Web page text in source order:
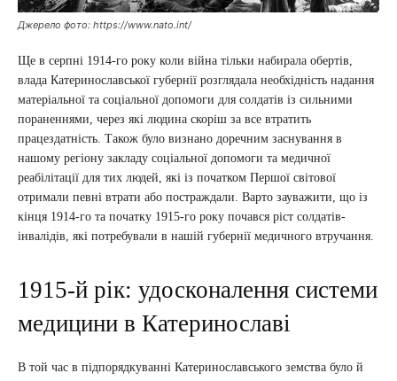
Джерело фото: https://www.nato.int/
Ще в серпні 1914-го року коли війна тільки набирала обертів,
влада Катеринославської губернії розглядала необхідність надання
матеріальної та соціальної допомоги для солдатів із сильними
пораненнями, через які людина скоріш за все втратить
працездатність. Також було визнано доречним заснування в
нашому регіону закладу соціальної допомоги та медичної
реабілітації для тих людей, які із початком Першої світової
отримали певні втрати або постраждали. Варто зауважити, що із
кінця 1914-го та початку 1915-го року почався ріст солдатів-
інвалідів, які потребували в нашій губернії медичного втручання.
1915-й рік: удосконалення системи
медицини в Катеринославі
В той час в підпорядкуванні Катеринославського земства було й